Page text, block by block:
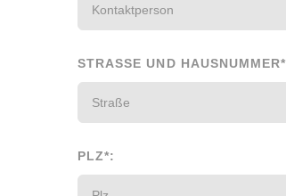
STRASSE UND HAUSNUMMER*:
PLZ*: